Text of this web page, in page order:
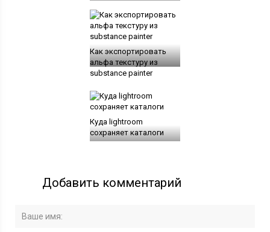
Как экспортировать
альфа текстуру из
substance painter
Куда lightroom
сохраняет каталоги
Добавить комментарий